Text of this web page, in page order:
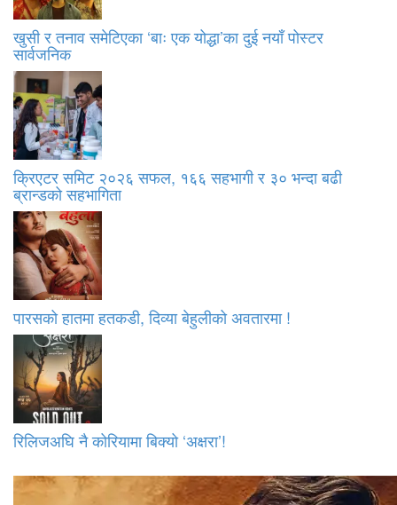
खुसी र तनाव समेटिएका ‘बाः एक योद्धा’का दुई नयाँ पोस्टर
सार्वजनिक
क्रिएटर समिट २०२६ सफल, १६६ सहभागी र ३० भन्दा बढी
ब्रान्डको सहभागिता
पारसको हातमा हतकडी, दिव्या बेहुलीको अवतारमा !
रिलिजअघि नै कोरियामा बिक्यो ‘अक्षरा’!